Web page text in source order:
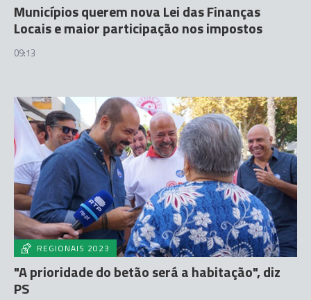
Municípios querem nova Lei das Finanças
Locais e maior participação nos impostos
09:13
REGIONAIS 2023
"A prioridade do betão será a habitação", diz
PS